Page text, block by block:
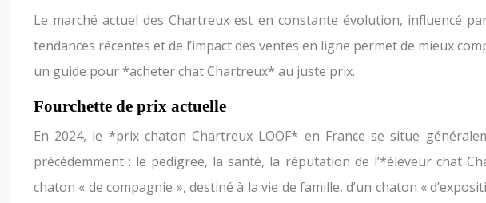
Le marché actuel des Chartreux est en constante évolution, influencé
tendances récentes et de l’impact des ventes en ligne permet de mieux
un guide pour *acheter chat Chartreux* au juste prix.
Fourchette de prix actuelle
En 2024, le *prix chaton Chartreux LOOF* en France se situe
précédemment : le pedigree, la santé, la réputation de l’*éleveur chat
chaton « de compagnie », destiné à la vie de famille, d’un chaton «